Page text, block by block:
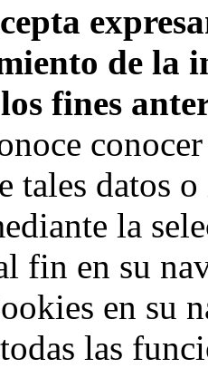
de la
fines
tales datos
la
fin en su
en su
las